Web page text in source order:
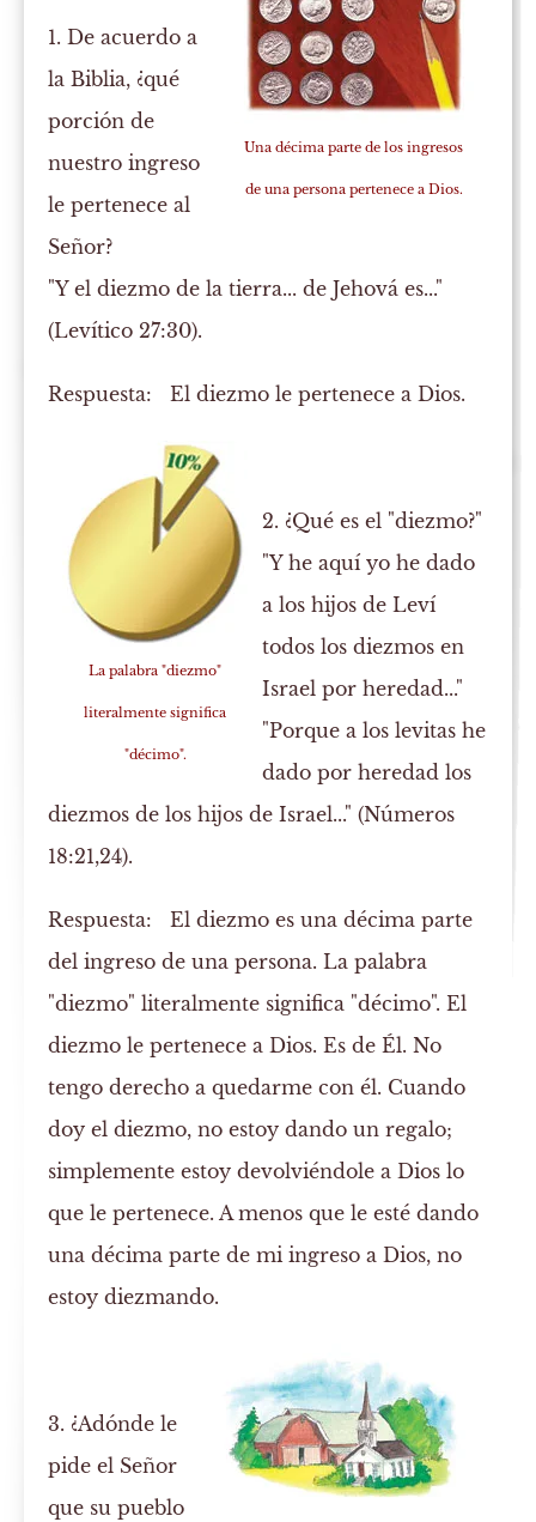
Una décima parte de los ingresos
de una persona pertenece a Dios.
1. De acuerdo a
la Biblia, ¿qué
porción de
nuestro ingreso
le pertenece al
Señor?
"Y el diezmo de la tierra... de Jehová es..."
(Levítico 27:30).
Respuesta: El diezmo le pertenece a Dios.
La palabra "diezmo"
literalmente significa
"décimo".
2. ¿Qué es el "diezmo?"
"Y he aquí yo he dado
a los hijos de Leví
todos los diezmos en
Israel por heredad..."
"Porque a los levitas he
dado por heredad los
diezmos de los hijos de Israel..." (Números
18:21,24).
Respuesta: El diezmo es una décima parte
del ingreso de una persona. La palabra
"diezmo" literalmente significa "décimo". El
diezmo le pertenece a Dios. Es de Él. No
tengo derecho a quedarme con él. Cuando
doy el diezmo, no estoy dando un regalo;
simplemente estoy devolviéndole a Dios lo
que le pertenece. A menos que le esté dando
una décima parte de mi ingreso a Dios, no
estoy diezmando.
3. ¿Adónde le
pide el Señor
que su pueblo